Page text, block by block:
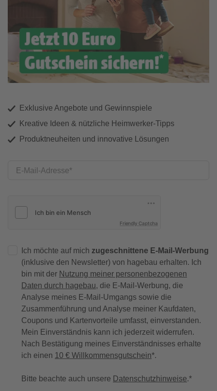
Exklusive Angebote und Gewinnspiele
Kreative Ideen & nützliche Heimwerker-Tipps
Produktneuheiten und innovative Lösungen
E-Mail-Adresse
Friendly Captcha
Ich möchte auf mich zugeschnittene E-Mail-Werbung
(inklusive den Newsletter) von hagebau erhalten. Ich
bin mit der Nutzung meiner personenbezogenen
Daten durch hagebau, die E-Mail-Werbung, die
Analyse meines E-Mail-Umgangs sowie die
Zusammenführung und Analyse meiner Kaufdaten,
Coupons und Kartenvorteile umfasst, einverstanden.
Mein Einverständnis kann ich jederzeit widerrufen.
Nach Bestätigung meines Einverständnisses erhalte
ich einen 10 € Willkommensgutschein*.
Bitte beachte auch unsere Datenschutzhinweise.